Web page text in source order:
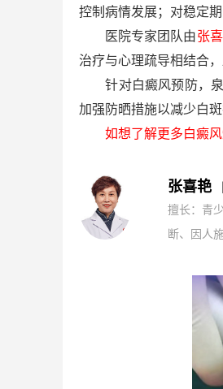
控制病情发展；对稳定
医院专家团队由张
治疗与心理疏导相结合
针对白癜风预防，泉
加强防晒措施以减少白斑
如想了解更多白癜风
张喜艳
擅长：青
断、因人